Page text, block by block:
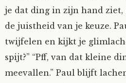
Woordenboek
Instrumenten
Op ontdekkingsreis
Posities
Hoe krijg je?
Instrumenten
Verhalen van De
Algae
aube
Verhalen van de HD-site
Verhalen van Anne en
Averechts
Mijn Account
je dat ding in zijn hand
de juistheid van je keuze.
twijfelen en kijkt je
spijt?” “Pff, van dat kleine
meevallen.” Paul blijft